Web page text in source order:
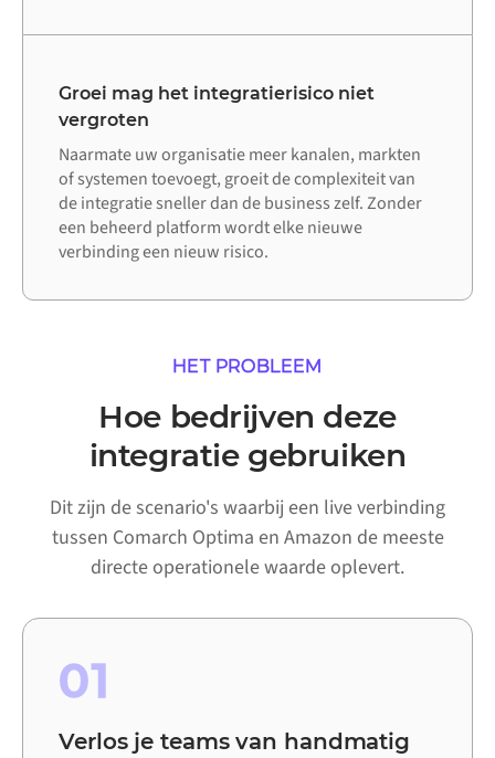
Groei mag het integratierisico niet
vergroten
Naarmate uw organisatie meer kanalen, markten
of systemen toevoegt, groeit de complexiteit van
de integratie sneller dan de business zelf. Zonder
een beheerd platform wordt elke nieuwe
verbinding een nieuw risico.
HET PROBLEEM
Hoe bedrijven deze
integratie gebruiken
Dit zijn de scenario's waarbij een live verbinding
tussen Comarch Optima en Amazon de meeste
directe operationele waarde oplevert.
01
Verlos je teams van handmatig